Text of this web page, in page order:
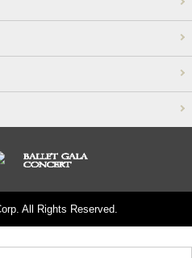
All Rights Reserved.